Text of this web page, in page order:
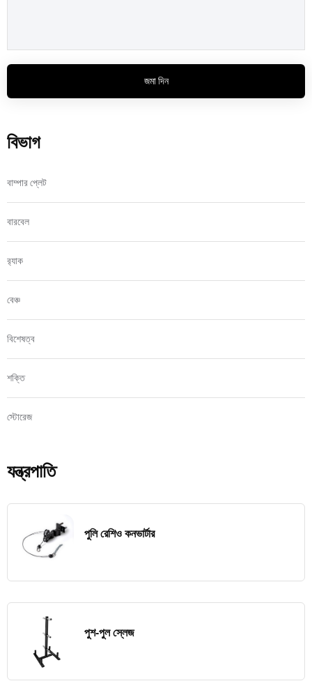
জমা দিন
বিভাগ
বাম্পার প্লেট
বারবেল
র‍্যাক
বেঞ্চ
বিশেষত্ব
শক্তি
স্টোরেজ
যন্ত্রপাতি
পুলি রেশিও কনভার্টার
পুশ-পুল স্লেজ